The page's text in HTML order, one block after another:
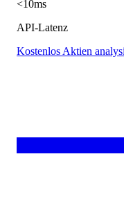
<10ms
API-Latenz
Kostenlos Aktien